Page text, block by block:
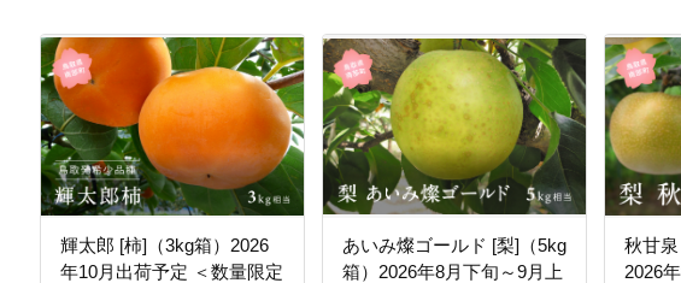
輝太郎 [柿]（3kg箱）2026
年10月出荷予定 ＜数量限定
あいみ燦ゴールド [梨]（5kg
箱）2026年8月下旬～9月上
秋甘泉
2026